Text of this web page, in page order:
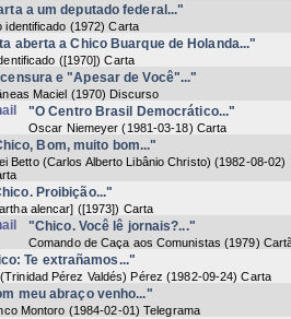
a um deputado federal..."
identificado (1972) Carta
aberta a Chico Buarque de Holanda..."
([1970]) Carta
e "Apesar de Você"..."
Maciel (1970) Discurso
"O Centro Brasil Democrático..."
Oscar Niemeyer (1981-03-18) Carta
Bom, muito bom..."
Betto (Carlos Alberto Libânio Christo) (1982-08-02)
Proibição..."
alencar] ([1973]) Carta
"Chico. Você lê jornais?..."
Comando de Caça aos Comunistas (1979)
Te extrañamos..."
Pérez Valdés) Pérez (1982-09-24) Carta
meu abraço venho..."
Montoro (1984-02-01) Telegrama